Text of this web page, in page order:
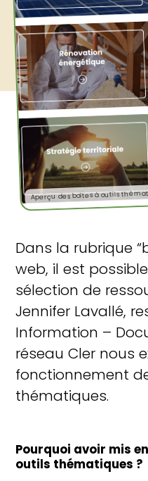
Aperçu des boîtes à outils
Dans la rubrique
web, il est
sélection de
Jennifer Lavallé,
Information –
réseau Cler nous
fonctionnement
thématiques.
Pourquoi avoir mis
outils thématiques ?